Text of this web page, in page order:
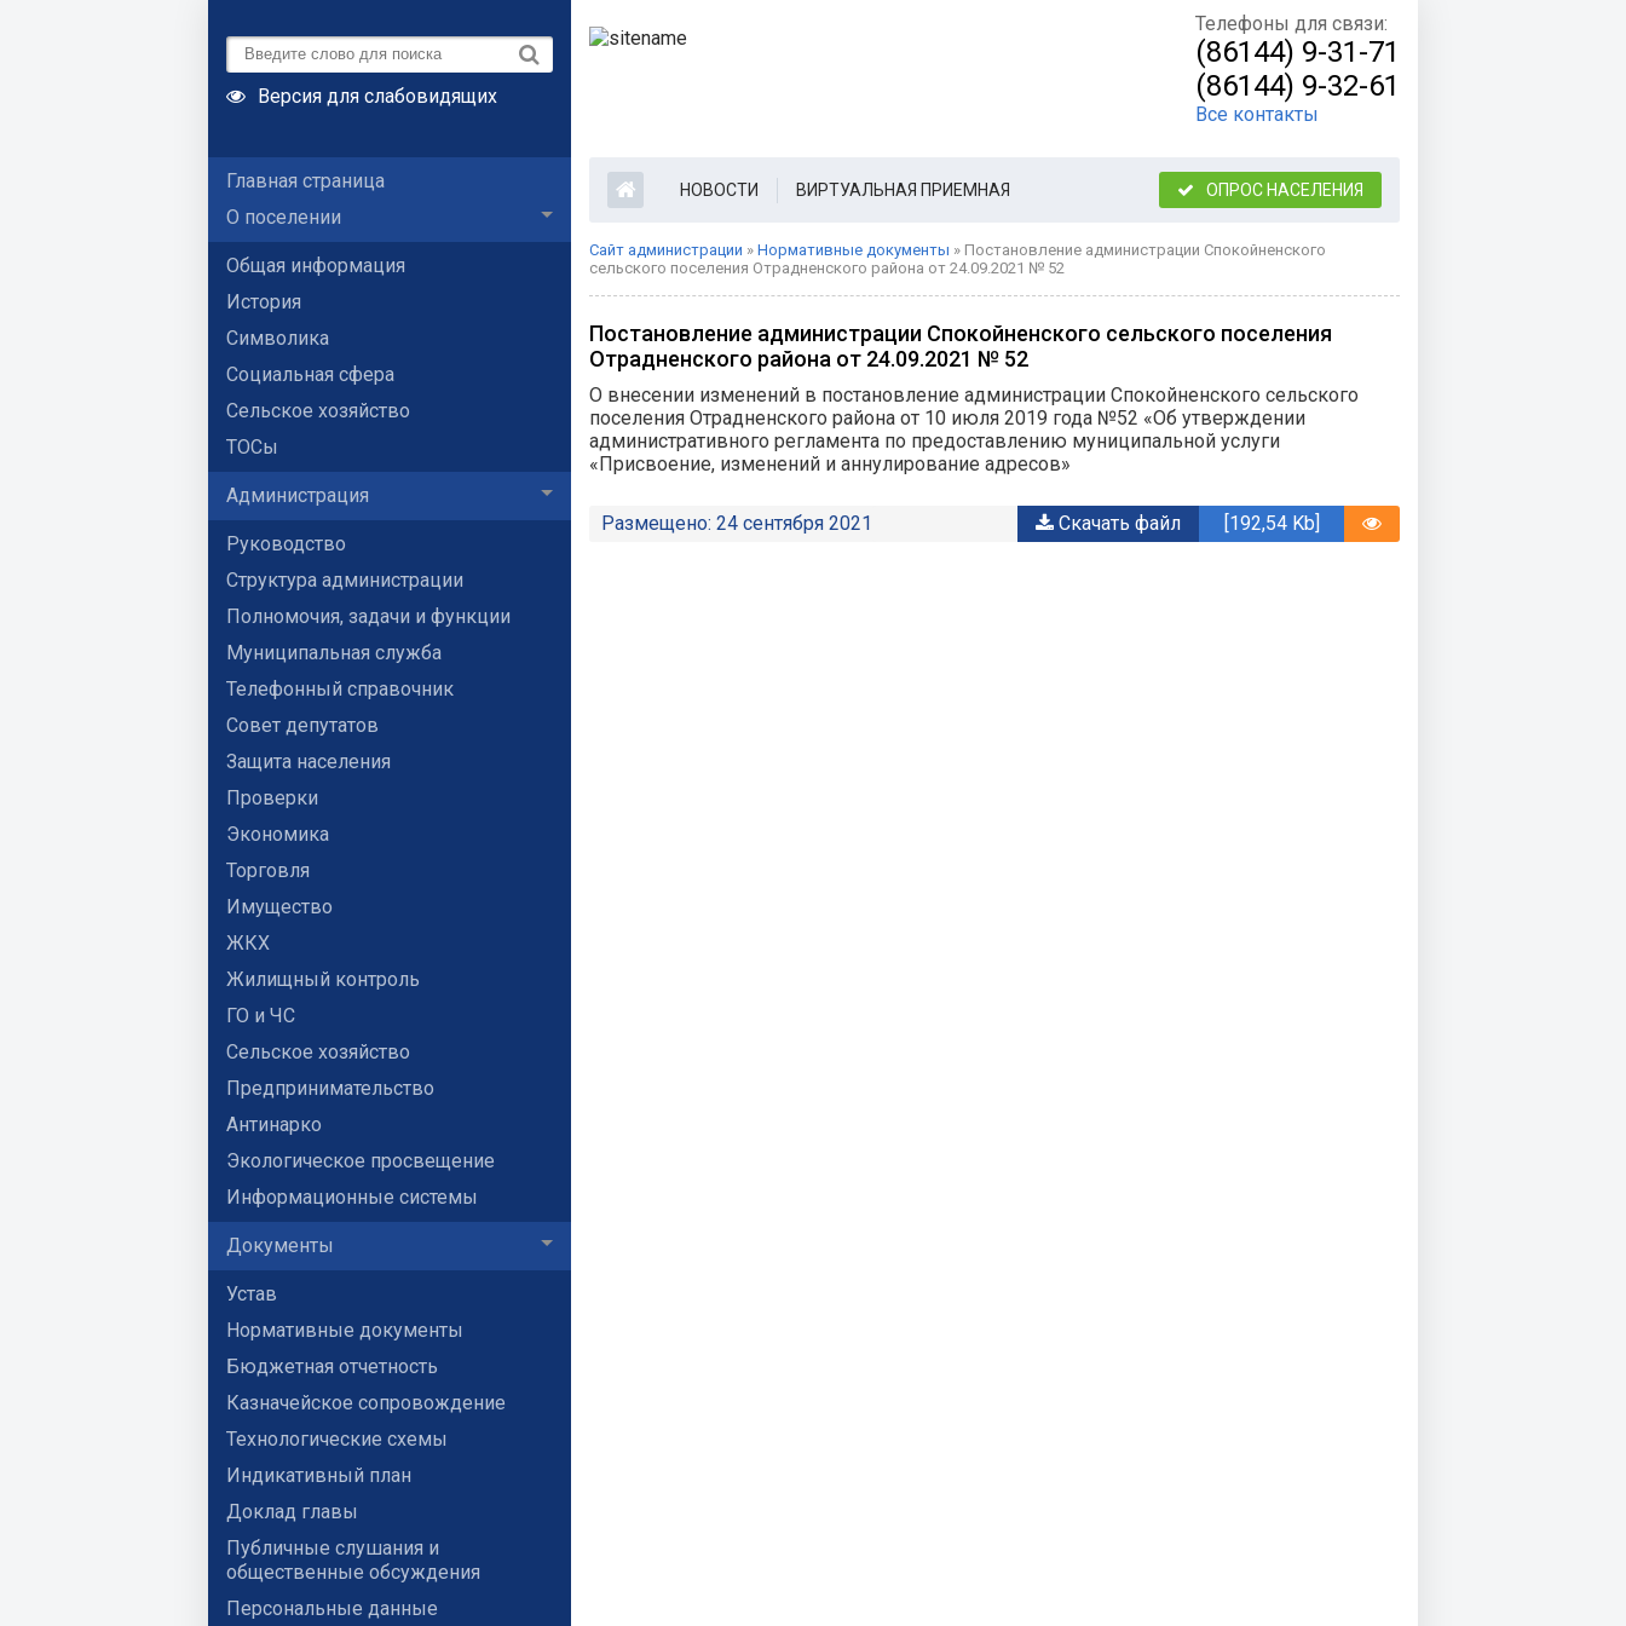
Версия для слабовидящих
Телефоны для связи:
(86144) 9-31-71
(86144) 9-32-61
Все контакты
Главная страница
О поселении
Общая информация
История
Символика
Социальная сфера
Сельское хозяйство
ТОСы
Администрация
Руководство
Структура администрации
Полномочия, задачи и функции
Муниципальная служба
Телефонный справочник
Совет депутатов
Защита населения
Проверки
Экономика
Торговля
Имущество
ЖКХ
Жилищный контроль
ГО и ЧС
Сельское хозяйство
Предпринимательство
Антинарко
Экологическое просвещение
Информационные системы
Документы
Устав
Нормативные документы
Бюджетная отчетность
Казначейское сопровождение
Технологические схемы
Индикативный план
Доклад главы
Публичные слушания и
общественные обсуждения
Персональные данные
НОВОСТИ ВИРТУАЛЬНАЯ ПРИЕМНАЯ ОПРОС НАСЕЛЕНИЯ
Сайт администрации » Нормативные документы » Постановление администрации Спокойненского
сельского поселения Отрадненского района от 24.09.2021 № 52
Постановление администрации Спокойненского сельского поселения
Отрадненского района от 24.09.2021 № 52
О внесении изменений в постановление администрации Спокойненского сельского
поселения Отрадненского района от 10 июля 2019 года №52 «Об утверждении
административного регламента по предоставлению муниципальной услуги
«Присвоение, изменений и аннулирование адресов»
Размещено: 24 сентября 2021 Скачать файл [192,54 Kb]